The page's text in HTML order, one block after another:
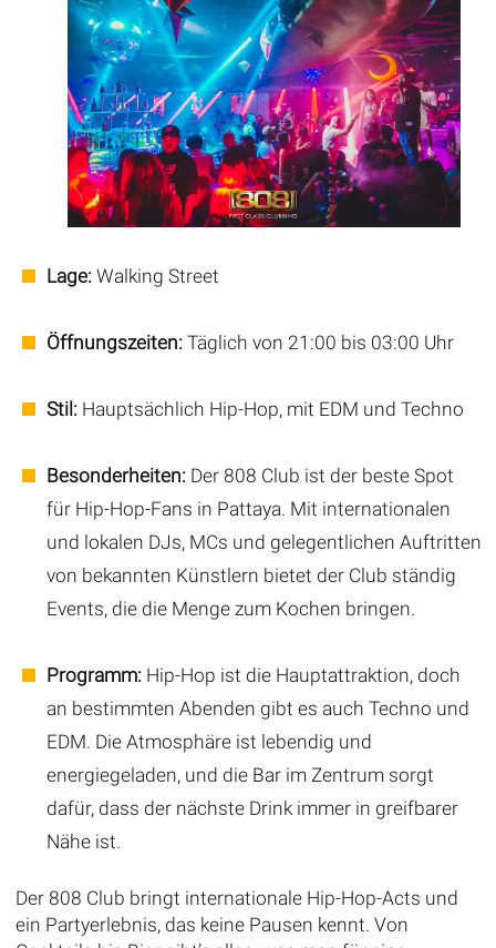
Lage:Walking Street
Öffnungszeiten:Täglich von 21:00 bis 03:00 Uhr
Stil:Hauptsächlich Hip-Hop, mit EDM und Techno
Besonderheiten:Der 808 Club ist der beste Spot
für Hip-Hop-Fans in Pattaya. Mit internationalen
und lokalen DJs, MCs und gelegentlichen Auftritten
von bekannten Künstlern bietet der Club ständig
Events, die die Menge zum Kochen bringen.
Programm:Hip-Hop ist die Hauptattraktion, doch
an bestimmten Abenden gibt es auch Techno und
EDM. Die Atmosphäre ist lebendig und
energiegeladen, und die Bar im Zentrum sorgt
dafür, dass der nächste Drink immer in greifbarer
Nähe ist.
Der 808 Club bringt internationale Hip-Hop-Acts und
ein Partyerlebnis, das keine Pausen kennt. Von